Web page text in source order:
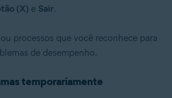
(X) e Sair.
processos que você reconhece para
de desempenho.
temporariamente